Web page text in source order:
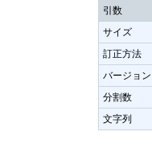
引数
サイズ
訂正方法
バージョン
分割数
文字列